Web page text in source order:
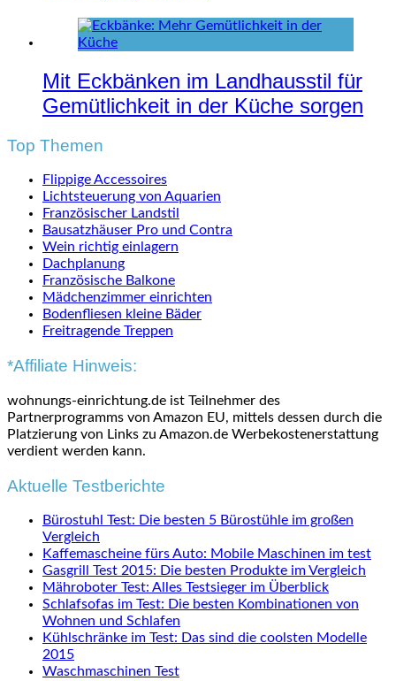
Mit Eckbänken im Landhausstil für
Gemütlichkeit in der Küche sorgen
Top Themen
Flippige Accessoires
Lichtsteuerung von Aquarien
Französischer Landstil
Bausatzhäuser Pro und Contra
Wein richtig einlagern
Dachplanung
Französische Balkone
Mädchenzimmer einrichten
Bodenfliesen kleine Bäder
Freitragende Treppen
*Affiliate Hinweis:
wohnungs-einrichtung.de ist Teilnehmer des
Partnerprogramms von Amazon EU, mittels dessen durch die
Platzierung von Links zu Amazon.de Werbekostenerstattung
verdient werden kann.
Aktuelle Testberichte
Bürostuhl Test: Die besten 5 Bürostühle im großen
Vergleich
Kaffemascheine fürs Auto: Mobile Maschinen im test
Gasgrill Test 2015: Die besten Produkte im Vergleich
Mähroboter Test: Alles Testsieger im Überblick
Schlafsofas im Test: Die besten Kombinationen von
Wohnen und Schlafen
Kühlschränke im Test: Das sind die coolsten Modelle
2015
Waschmaschinen Test